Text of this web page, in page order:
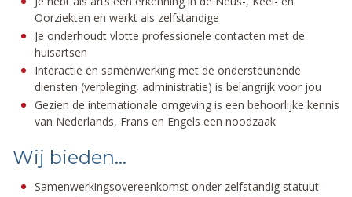
Oorziekten en werkt als zelfstandige
Je onderhoudt vlotte professionele contacten met de
huisartsen
Interactie en samenwerking met de ondersteunende
diensten (verpleging, administratie) is belangrijk voor jou
Gezien de internationale omgeving is een behoorlijke kennis
van Nederlands, Frans en Engels een noodzaak
Wij bieden…
Samenwerkingsovereenkomst onder zelfstandig statuut